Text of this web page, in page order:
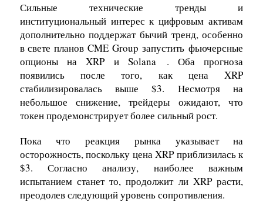
Сильные технические тренды и
институциональный интерес к цифровым активам
дополнительно поддержат бычий тренд, особенно
в свете планов CME Group запуститьфьючерсные
опционы на XRP и Solana . Оба прогноза
появились после того, как цена XRP
стабилизировалась выше $3. Несмотря на
небольшое снижение, трейдеры ожидают, что
токен продемонстрирует более сильный рост.
Пока что реакция рынка указывает на
осторожность, поскольку цена XRP приблизилась к
$3. Согласно анализу, наиболее важным
испытанием станет то, продолжит ли XRP расти,
преодолев следующий уровень сопротивления.